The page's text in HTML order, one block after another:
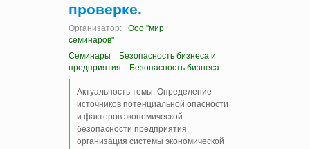
проверке.
Организатор:
Ооо "мир
семинаров"
Семинары
Безопасность бизнеса и
предприятия
Безопасность бизнеса
Актуальность темы: Определение
источников потенциальной опасности
и факторов экономической
безопасности предприятия,
организация системы экономической